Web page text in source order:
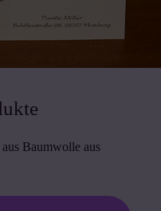
Baumwolle aus